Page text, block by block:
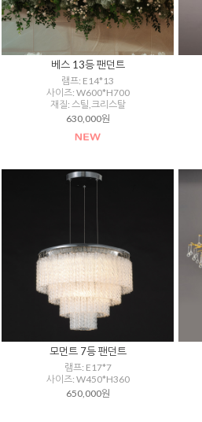
베스 13등 팬던트
램프: E14*13
사이즈: W600*H700
재질: 스틸,크리스탈
630,000원
모먼트 7등 팬던트
램프: E17*7
사이즈: W450*H360
650,000원